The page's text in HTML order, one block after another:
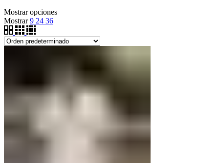
Mostrar opciones
Mostrar 9 24 36